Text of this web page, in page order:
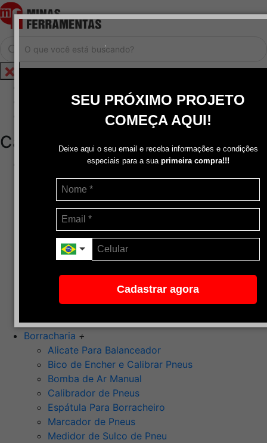
.
SEU PRÓXIMO PROJETO
COMEÇA AQUI!
Deixe aqui o seu email e receba informações e condições
especiais para a sua primeira compra!!!
Cadastrar agora
Cadastrar / Logar
Central de Atendimento
Categorias
Disco de Corte
Disco de Corte e Desbaste-Dupla Aplicação
Disco de Desbaste
Escovas de Aço
Escovas de Latão
Lixas
Pasta Para Assentar Válvula
Pedra de Afiar
Ponta Montada (Oxido de Alumínio)
Rebolos
Borracharia +
Alicate Para Balanceador
Bico de Encher e Calibrar Pneus
Bomba de Ar Manual
Calibrador de Pneus
Espátula Para Borracheiro
Marcador de Pneus
Medidor de Sulco de Pneu